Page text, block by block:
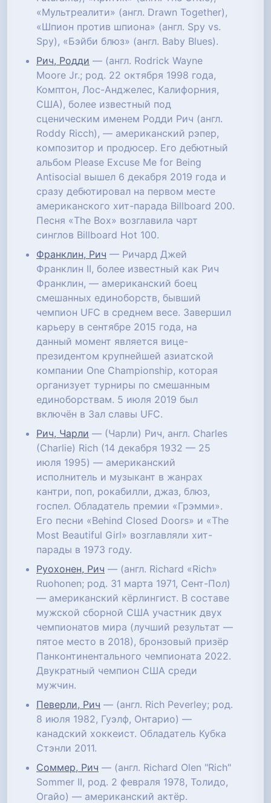
«Мультреалити» (англ. Drawn Together),
«Шпион против шпиона» (англ. Spy vs.
Spy), «Бэйби блюз» (англ. Baby Blues).
Рич, Родди — (англ. Rodrick Wayne
Moore Jr.; род. 22 октября 1998 года,
Комптон, Лос-Анджелес, Калифорния,
США), более известный под
сценическим именем Родди Рич (англ.
Roddy Ricch), — американский рэпер,
композитор и продюсер. Его дебютный
альбом Please Excuse Me for Being
Antisocial вышел 6 декабря 2019 года и
сразу дебютировал на первом месте
американского хит-парада Billboard 200.
Песня «The Box» возглавила чарт
синглов Billboard Hot 100.
Франклин, Рич — Ричард Джей
Франклин II, более известный как Рич
Франклин, — американский боец
смешанных единоборств, бывший
чемпион UFC в среднем весе. Завершил
карьеру в сентябре 2015 года, на
данный момент является вице-
президентом крупнейшей азиатской
компании One Championship, которая
организует турниры по смешанным
единоборствам. 5 июля 2019 был
включён в Зал славы UFC.
Рич, Чарли — (Чарли) Рич, англ. Charles
(Charlie) Rich (14 декабря 1932 — 25
июля 1995) — американский
исполнитель и музыкант в жанрах
кантри, поп, рокабилли, джаз, блюз,
госпел. Обладатель премии «Грэмми».
Его песни «Behind Closed Doors» и «The
Most Beautiful Girl» возглавляли хит-
парады в 1973 году.
Руохонен, Рич — (англ. Richard «Rich»
Ruohonen; род. 31 марта 1971, Сент-Пол)
— американский кёрлингист. В составе
мужской сборной США участник двух
чемпионатов мира (лучший результат —
пятое место в 2018), бронзовый призёр
Панконтинентального чемпионата 2022.
Двукратный чемпион США среди
мужчин.
Певерли, Рич — (англ. Rich Peverley; род.
8 июля 1982, Гуэлф, Онтарио) —
канадский хоккеист. Обладатель Кубка
Стэнли 2011.
Соммер, Рич — (англ. Richard Olen "Rich"
Sommer II, род. 2 февраля 1978, Толидо,
Огайо) — американский актёр.